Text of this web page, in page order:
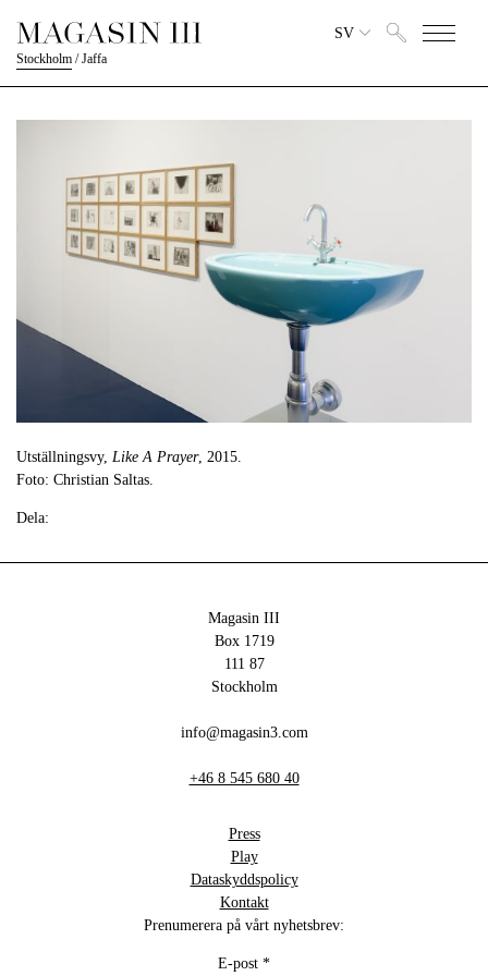
Stockholm /Jaffa
SV
Utställningsvy, Like A Prayer, 2015.
Foto: Christian Saltas.
Dela:
Magasin III
Box 1719
111 87
Stockholm
info@magasin3.com
+46 8 545 680 40
Press
Play
Dataskyddspolicy
Kontakt
Prenumerera på vårt nyhetsbrev:
E-post *